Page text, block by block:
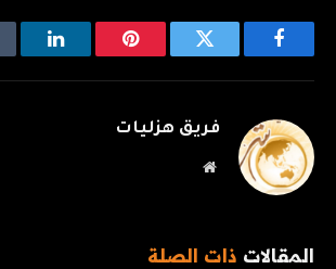
فيسبوك تويتر بينتيريستلينكدإن
فريق هزليات
موقع
المقالات ذات الصلة